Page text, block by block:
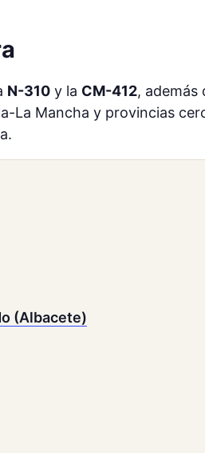
N-310 y la CM-412, además
La Mancha y provincias
(Albacete)